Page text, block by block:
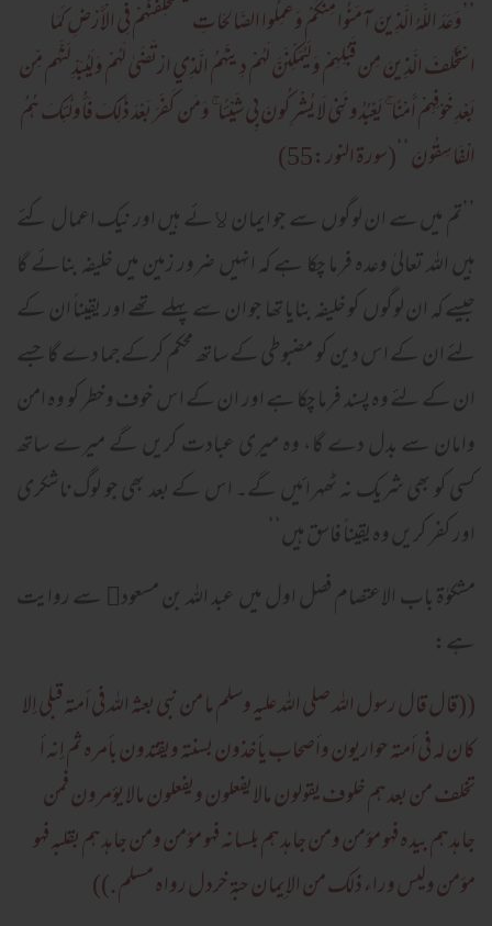
وَعَدَ اللَّـهُ الَّذِينَ آمَنُوا مِنكُمْ وَعَمِلُوا الصَّالِحَاتِ لَيَسْتَخْلِفَنَّهُمْ فِي الْأَرْ‌ضِ كَمَا
اسْتَخْلَفَ الَّذِينَ مِن قَبْلِهِمْ وَلَيُمَكِّنَنَّ لَهُمْ دِينَهُمُ الَّذِي ارْ‌تَضَىٰ لَهُمْ وَلَيُبَدِّلَنَّهُم مِّن
بَعْدِ خَوْفِهِمْ أَمْنًا ۚ يَعْبُدُونَنِي لَا يُشْرِ‌كُونَ بِي شَيْئًا ۚ وَمَن كَفَرَ‌ بَعْدَ ذَٰلِكَ فَأُولَـٰئِكَ هُمُ
الْفَاسِقُونَ ‘‘(سورۃ النور:55)
’’تم میں سے ان لوگوں سے جو ایمان ﻻئے ہیں اور نیک اعمال کئے
ہیں اللہ تعالیٰ وعده فرما چکا ہے کہ انہیں ضرور زمین میں خلیفہ بنائے گا
جیسے کہ ان لوگوں کو خلیفہ بنایا تھا جو ان سے پہلے تھے اور یقیناً ان کے
لئے ان کے اس دین کو مضبوطی کے ساتھ محکم کرکے جما دے گا جسے
ان کے لئے وه پسند فرما چکا ہے اور ان کے اس خوف وخطر کو وه امن
وامان سے بدل دے گا، وه میری عبادت کریں گے میرے ساتھ
کسی کو بھی شریک نہ ٹھہرائیں گے۔ اس کے بعد بھی جو لوگ ناشکری
اور کفر کریں وه یقیناً فاسق ہیں‘‘
مشکوٰۃ باب الاعتصام فصل اول میں عبد اللہ بن مسعود﷜ سے روایت
ہے:
((قال قال رسول الله صلی الله عليه وسلم ما من نبی بعثه الله فی أمته قبلی إلا
کان له فی أمته حواريون وأصحاب يأخذون بسنته ويقتدون بأمرہ ثم إنه أ
تخلف من بعدهم خلوف يقولون مالايفعلون ويفعلون مالا يؤمرون فمن
جاهدهم بيدہ فهو مؤمن ومن جاهدهم بلسانه فهو مؤمن ومن جاهدهم بقلبه فهو
مؤمن وليس وراء ذلک من الإيمان حبة خردل رواہ مسلم .))